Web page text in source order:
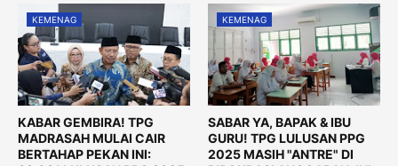
KEMENAG
KABAR GEMBIRA! TPG
MADRASAH MULAI CAIR
BERTAHAP PEKAN INI:
KEMENAG
SABAR YA, BAPAK & IBU
GURU! TPG LULUSAN PPG
2025 MASIH "ANTRE" DI